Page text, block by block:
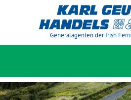
Generalagenten der Irish